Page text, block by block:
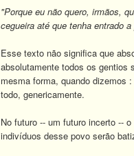
"Porque eu não quero, irmãos,
cegueira até que tenha entrado a
Esse texto não significa que
absolutamente todos os gentios
mesma forma, quando dizemos
todo, genericamente.
No futuro -- um futuro incerto --
indivíduos desse povo serão